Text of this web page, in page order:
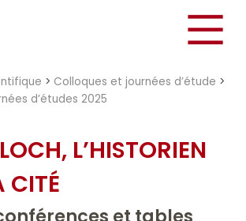
> Colloques et journées d’étude >
d’études 2025
L’HISTORIEN
CITÉ